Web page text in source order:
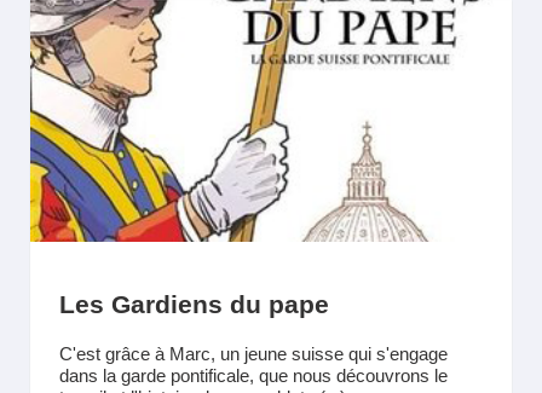
Les Gardiens du pape
C'est grâce à Marc, un jeune suisse qui s'engage
dans la garde pontificale, que nous découvrons le